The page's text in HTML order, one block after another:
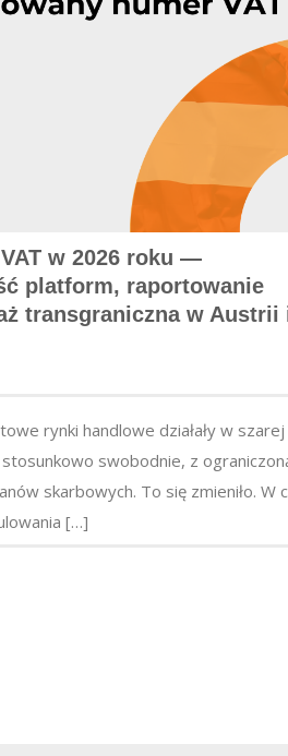
w 2026 roku —
platform, raportowanie
transgraniczna w Austrii
rynki handlowe działały w szarej
swobodnie, z
skarbowych. To się zmieniło. W
[…]